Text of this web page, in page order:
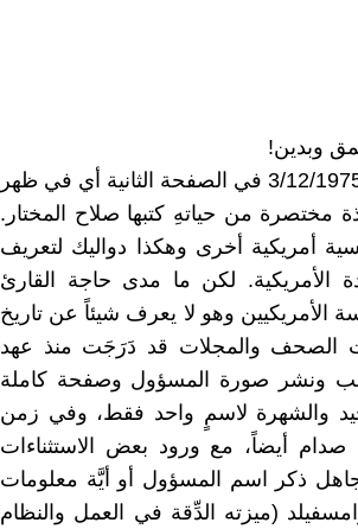
وبدين!
نشرت مجلة ألف باء في عددها 376 في 3/12/1975 في الصفحة الثانية أي في ظهر
مختصرة من حياتهِ كتبها صلاح المختار.
أمريكية أخرى وهكذا دواليك لتعريف
الأمريكية. لكن ما مدى حاجة القارئ
حياة الساسة الأمريكيين وهو لا يعرف شيئاً عن تاريخ
الصحف والمجلات قد دَرَجَت منذ عهد
ونشر صورة المسؤول وصفحة كاملة
والشهرة لاسمٍ واحد فقط، وفي زمن
أيضاً، مع ورود بعض الاستثناءات
ذكر اسم المسؤول أو أيَّة معلومات
(ميزته الدِّقة في العمل والنظام